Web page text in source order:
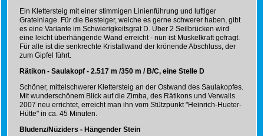
Ein Klettersteig mit einer stimmigen Linienführung und luftiger
Grateinlage. Für die Besteiger, welche es gerne schwerer haben, gibt
es eine Variante im Schwierigkeitsgrat D. Über 2 Seilbrücken wird
eine leicht überhängende Wand erreicht - nun ist Muskelkraft gefragt.
Für alle ist die senkrechte Kristallwand der krönende Abschluss, der
zum Gipfel führt.
Rätikon - Saulakopf - 2.517 m /350 m / B/C, eine Stelle D
Schöner, mittelschwerer Klettersteig an der Ostwand des Saulakopfes.
Mit wunderschönem Blick auf die Zimba, des Rätikons und Verwalls.
2007 neu errichtet, erreicht man ihn vom Stützpunkt "Heinrich-Hueter-
Hütte" in ca. 45 Minuten.
Bludenz/Nüziders - Hängender Stein